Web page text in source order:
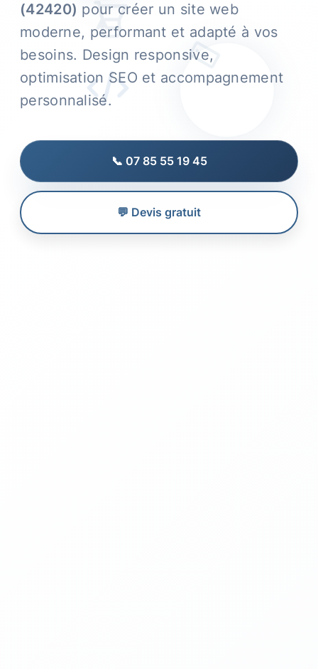
(42420) pour créer un site web
moderne, performant et adapté à vos
besoins. Design responsive,
optimisation SEO et accompagnement
personnalisé.
📞 07 85 55 19 45
💬 Devis gratuit